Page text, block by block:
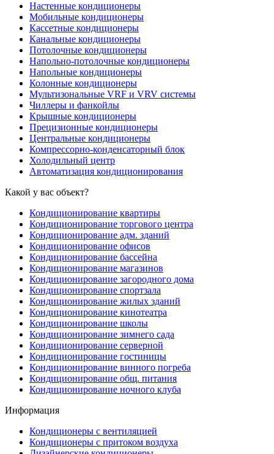
Настенные кондиционеры
Мобильные кондиционеры
Кассетные кондиционеры
Канальные кондиционеры
Потолочные кондиционеры
Напольно-потолочные кондиционеры
Напольные кондиционеры
Колонные кондиционеры
Мультизональные VRF и VRV системы
Чиллеры и фанкойлы
Крышные кондиционеры
Прецизионные кондиционеры
Центральные кондиционеры
Компрессорно-конденсаторный блок
Холодильный центр
Автоматизация кондиционирования
Какой у вас объект?
Кондиционирование квартиры
Кондиционирование торгового центра
Кондиционирование адм. зданий
Кондиционирование офисов
Кондиционирование бассейна
Кондиционирование магазинов
Кондиционирование загородного дома
Кондиционирование спортзала
Кондиционирование жилых зданий
Кондиционирование кинотеатра
Кондиционирование школы
Кондиционирование зимнего сада
Кондиционирование серверной
Кондиционирование гостиницы
Кондиционирование винного погреба
Кондиционирование общ. питания
Кондиционирование ночного клуба
Информация
Кондиционеры с вентиляцией
Кондиционеры с притоком воздуха